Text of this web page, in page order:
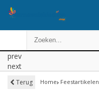
prev
next
Terug Home Feestartikelen